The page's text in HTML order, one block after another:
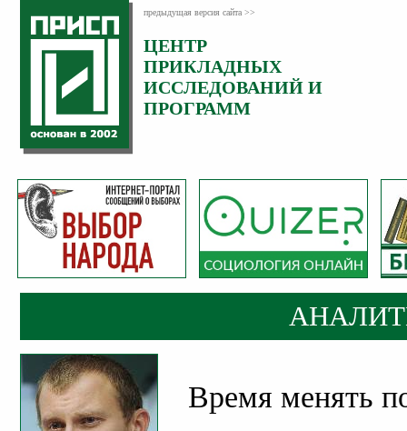
предыдущая версия сайта >>
ЦЕНТР
ПРИКЛАДНЫХ
ИССЛЕДОВАНИЙ И
ПРОГРАММ
Время менять
Категория:
Аналитика